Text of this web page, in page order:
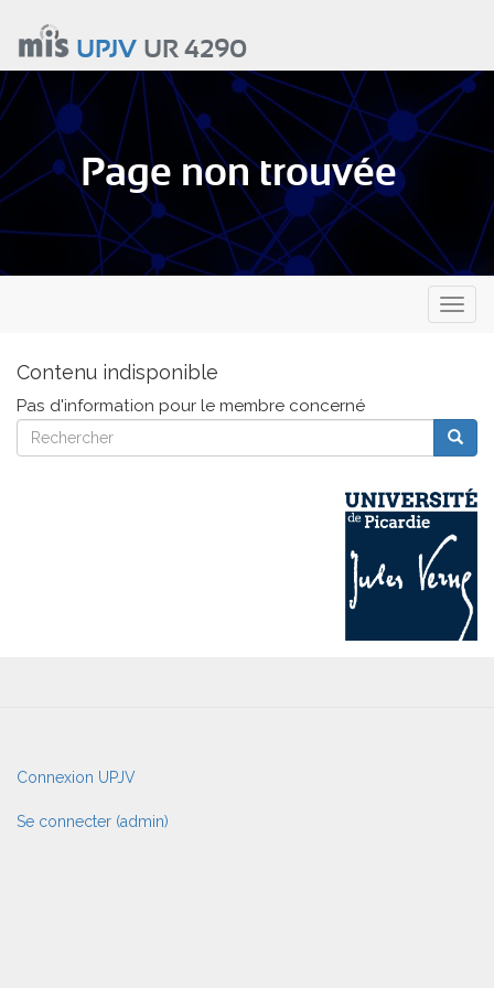
contenu
principal
UPJVUR 4290
Page non trouvée
Contenu indisponible
Pas d'information pour le membre concerné
Rechercher
Rechercher
User
account
menu
Connexion UPJV
Se connecter (admin)